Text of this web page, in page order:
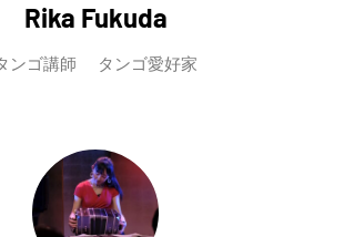
Rika Fukuda
ンゴ講師 タンゴ愛好家